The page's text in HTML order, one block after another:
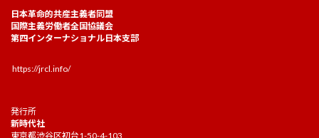
日本革命的共産主義者同盟
国際主義労働者全国協議会
第四インターナショナル日本支部
https://jrcl.info/
発行所
新時代社
東京都渋谷区初台1-50-4-103